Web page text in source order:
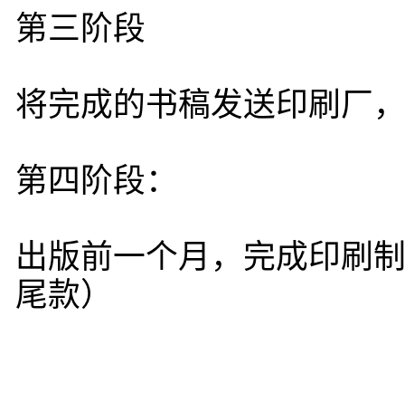
第三阶段
将完成的书稿发送印刷厂
第四阶段：
出版前一个月，完成印刷
尾款）